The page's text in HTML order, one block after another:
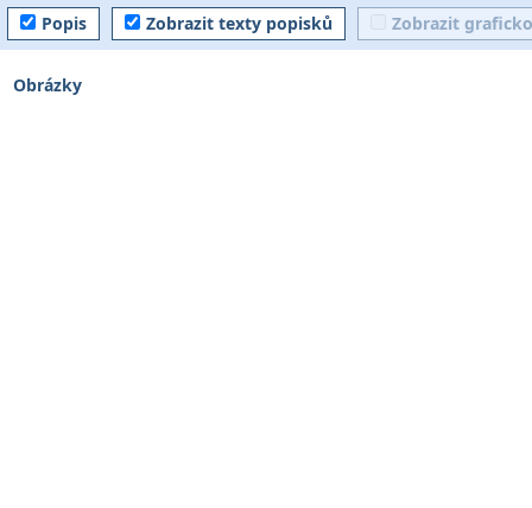
Popis Zobrazit texty popisků Zobrazit
Obrázky